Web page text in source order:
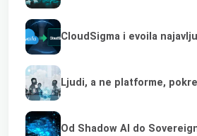
CloudSigma i evoila
Ljudi, a ne platforme,
Od Shadow AI do